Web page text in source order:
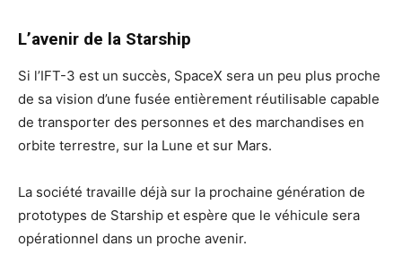
L’avenir de la Starship
Si l’IFT-3 est un succès, SpaceX sera un peu plus proche
de sa vision d’une fusée entièrement réutilisable capable
de transporter des personnes et des marchandises en
orbite terrestre, sur la Lune et sur Mars.
La société travaille déjà sur la prochaine génération de
prototypes de Starship et espère que le véhicule sera
opérationnel dans un proche avenir.